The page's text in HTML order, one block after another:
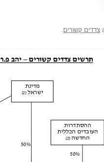
צדדים קשורים.